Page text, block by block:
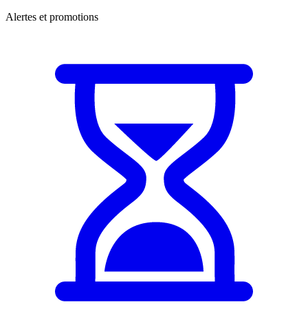
Alertes et promotions